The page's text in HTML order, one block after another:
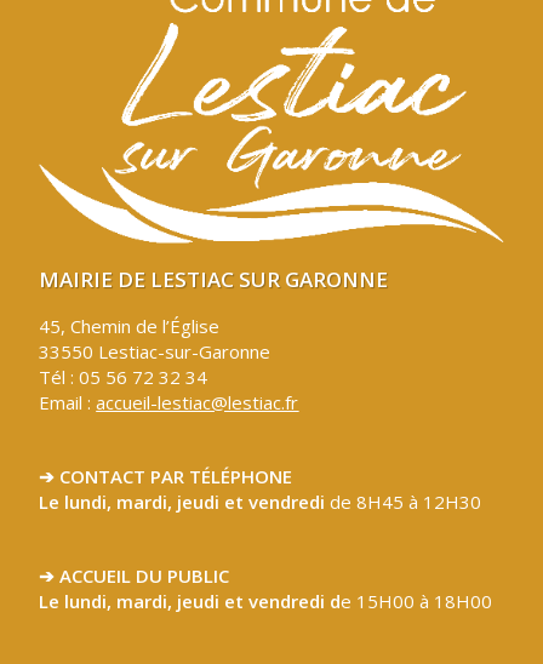
MAIRIE DE LESTIAC SUR GARONNE
45, Chemin de l’Église
33550 Lestiac-sur-Garonne
Tél : 05 56 72 32 34
Email :accueil-lestiac@lestiac.fr
➔ CONTACT PAR TÉLÉPHONE
Le lundi, mardi, jeudi et vendredide 8H45 à 12H30
➔ ACCUEIL DU PUBLIC
Le lundi, mardi, jeudi et vendredi de 15H00 à 18H00